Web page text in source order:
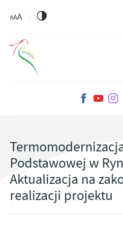
AAA
Podstawowej w
Aktualizacja na
realizacji projektu